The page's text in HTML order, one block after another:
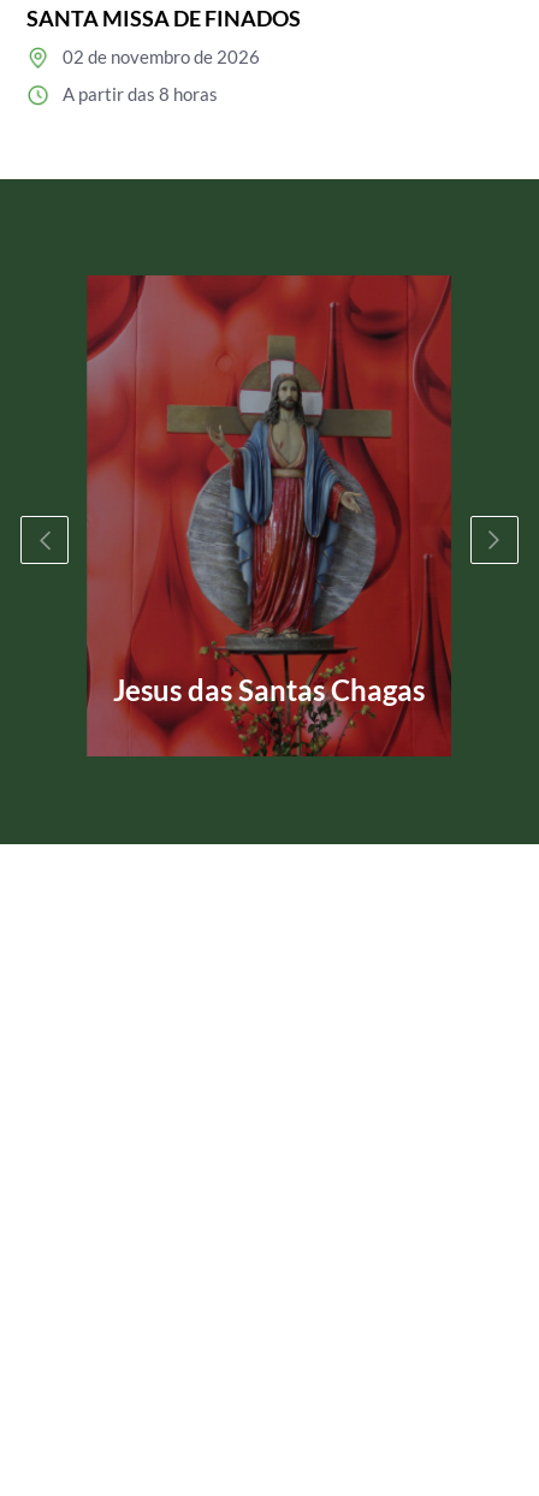
SANTA MISSA DE FINADOS
02 de novembro de 2026
A partir das 8 horas
Jesus das Santas Chagas